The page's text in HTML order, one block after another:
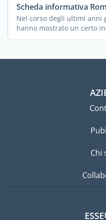
Scheda informativa
Nel corso degli ultimi
hanno mostrato un certo
Chi